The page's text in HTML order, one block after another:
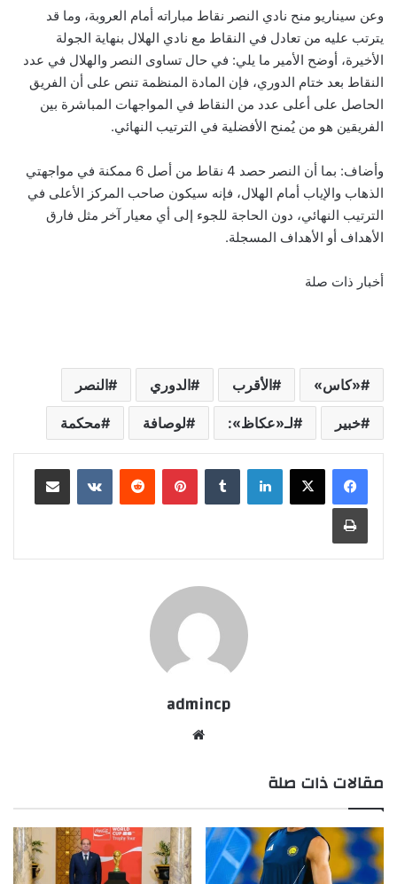
وعن سيناريو منح نادي النصر نقاط مباراته أمام العروبة، وما قد
يترتب عليه من تعادل في النقاط مع نادي الهلال بنهاية الجولة
الأخيرة، أوضح الأمير ما يلي: في حال تساوى النصر والهلال في عدد
النقاط بعد ختام الدوري، فإن المادة المنظمة تنص على أن الفريق
الحاصل على أعلى عدد من النقاط في المواجهات المباشرة بين
الفريقين هو من يُمنح الأفضلية في الترتيب النهائي.
وأضاف: بما أن النصر حصد 4 نقاط من أصل 6 ممكنة في مواجهتي
الذهاب والإياب أمام الهلال، فإنه سيكون صاحب المركز الأعلى في
الترتيب النهائي، دون الحاجة للجوء إلى أي معيار آخر مثل فارق
الأهداف أو الأهداف المسجلة.
أخبار ذات صلة
«كاس» الأقرب الدوري النصر
خبير لـ«عكاظ»: لوصافة محكمة
لينكدإن بينتيريست
admincp
مقالات ذات صلة